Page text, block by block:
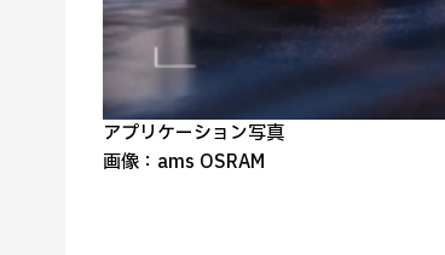
アプリケーション写真
画像：ams OSRAM